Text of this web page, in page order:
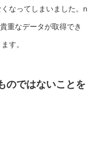
なってしまいました。n
重なデータが取得でき
す。
のではないことを